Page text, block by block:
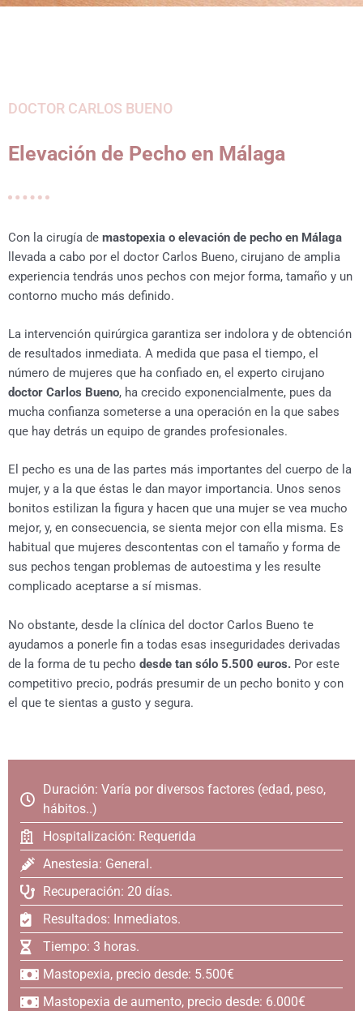
DOCTOR CARLOS BUENO
Elevación de Pecho en Málaga
Con la cirugía de mastopexia o elevación de pecho en Málaga
llevada a cabo por el doctor Carlos Bueno, cirujano de amplia
experiencia tendrás unos pechos con mejor forma, tamaño y un
contorno mucho más definido.
La intervención quirúrgica garantiza ser indolora y de obtención
de resultados inmediata. A medida que pasa el tiempo, el
número de mujeres que ha confiado en, el experto cirujano
doctor Carlos Bueno, ha crecido exponencialmente, pues da
mucha confianza someterse a una operación en la que sabes
que hay detrás un equipo de grandes profesionales.
El pecho es una de las partes más importantes del cuerpo de la
mujer, y a la que éstas le dan mayor importancia. Unos senos
bonitos estilizan la figura y hacen que una mujer se vea mucho
mejor, y, en consecuencia, se sienta mejor con ella misma. Es
habitual que mujeres descontentas con el tamaño y forma de
sus pechos tengan problemas de autoestima y les resulte
complicado aceptarse a sí mismas.
No obstante, desde la clínica del doctor Carlos Bueno te
ayudamos a ponerle fin a todas esas inseguridades derivadas
de la forma de tu pecho desde tan sólo 5.500 euros. Por este
competitivo precio, podrás presumir de un pecho bonito y con
el que te sientas a gusto y segura.
Duración: Varía por diversos factores (edad, peso,
hábitos..)
Hospitalización: Requerida
Anestesia: General.
Recuperación: 20 días.
Resultados: Inmediatos.
Tiempo: 3 horas.
Mastopexia, precio desde: 5.500€
Mastopexia de aumento, precio desde: 6.000€